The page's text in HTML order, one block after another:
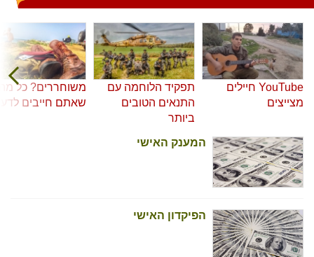
YouTube חיילים
מצייצים
תפקיד הלוחמה עם
התנאים הטובים
ביותר
משוחררים? כל
שאתם חייבים
המענק האישי
הפיקדון האישי